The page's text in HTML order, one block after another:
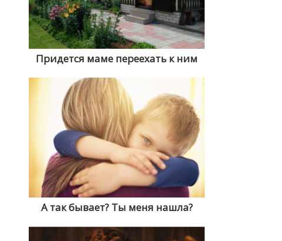
Придется маме переехать к ним
А так бывает? Ты меня нашла?